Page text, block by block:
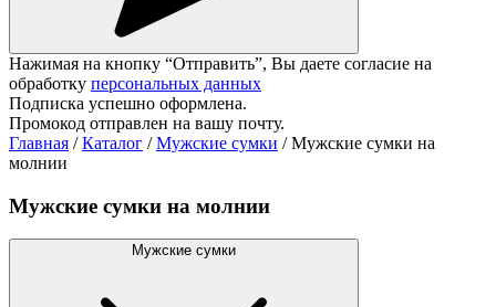
Нажимая на кнопку “Отправить”, Вы даете согласие на
обработку персональных данных
Подписка успешно оформлена.
Промокод отправлен на вашу почту.
Главная / Каталог / Мужские сумки / Мужские сумки на
молнии
Мужские сумки на молнии
Мужские сумки